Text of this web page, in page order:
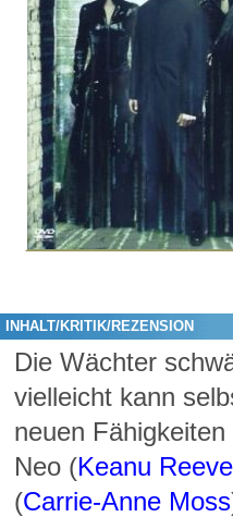
INHALT/KRITIK/REZENSION
Die Wächter
vielleicht kann
neuen
Neo (Keanu
(Carrie-Anne Moss